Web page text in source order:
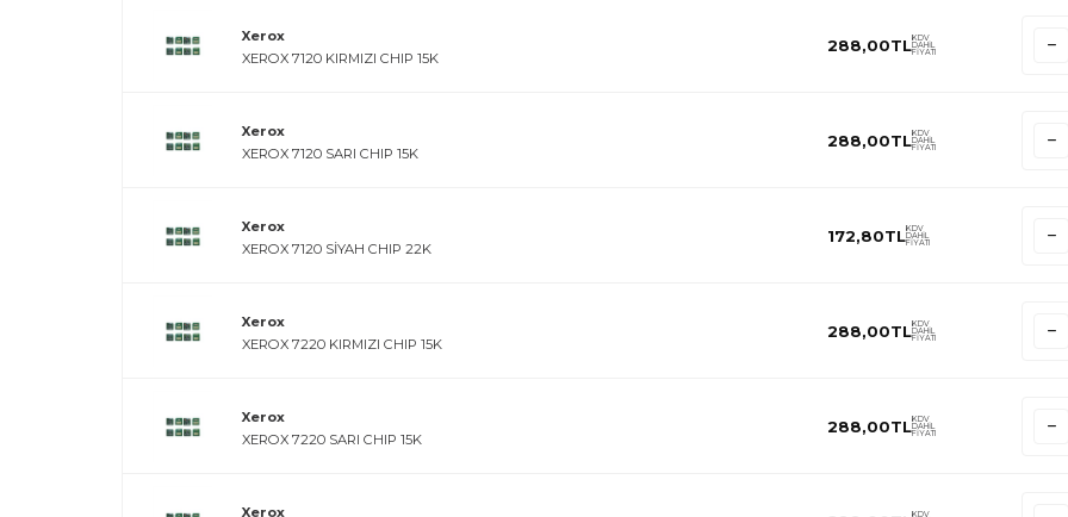
Xerox
XEROX 7120 KIRMIZI CHIP 15K
288,00TLKDV
DAHİL
FİYATI
Xerox
XEROX 7120 SARI CHIP 15K
288,00TLKDV
DAHİL
FİYATI
Xerox
XEROX 7120 SİYAH CHIP 22K
172,80TLKDV
DAHİL
FİYATI
Xerox
XEROX 7220 KIRMIZI CHIP 15K
288,00TLKDV
DAHİL
FİYATI
Xerox
XEROX 7220 SARI CHIP 15K
288,00TLKDV
DAHİL
FİYATI
Xerox
KDV